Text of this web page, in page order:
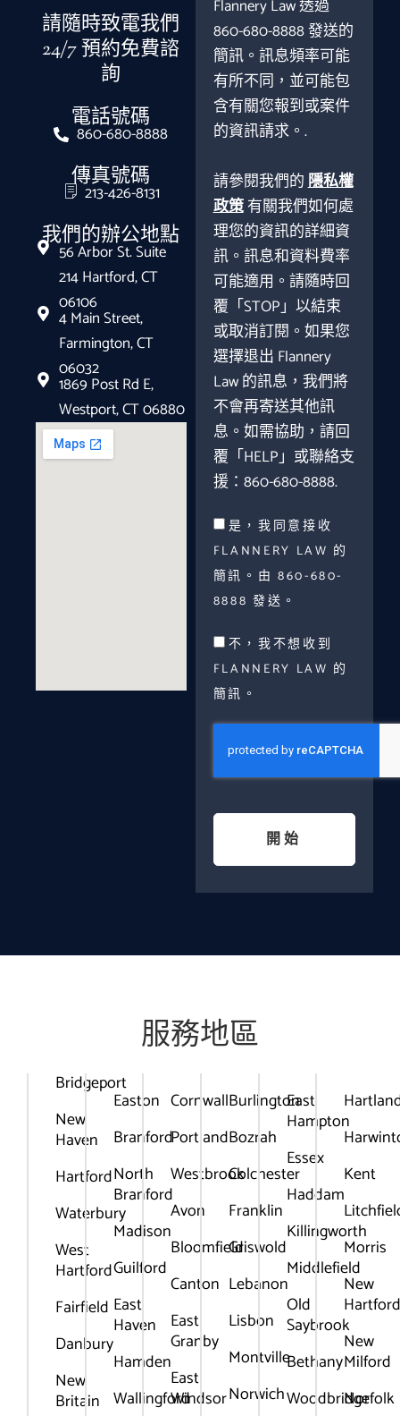
請隨時致電我們
24/7 預約免費諮
詢
電話號碼
860-680-8888
傳真號碼
213-426-8131
我們的辦公地點
56 Arbor St. Suite
214 Hartford, CT
06106
4 Main Street,
Farmington, CT
06032
1869 Post Rd E,
Westport, CT 06880
Flannery Law 透過
860-680-8888 發送的
簡訊。訊息頻率可能
有所不同，並可能包
含有關您報到或案件
的資訊請求。.
請參閱我們的隱私權
政策有關我們如何處
理您的資訊的詳細資
訊。訊息和資料費率
可能適用。請隨時回
覆「STOP」以結束
或取消訂閱。如果您
選擇退出 Flannery
Law 的訊息，我們將
不會再寄送其他訊
息。如需協助，請回
覆「HELP」或聯絡支
援：860-680-8888.
是，我同意接收
FLANNERY LAW 的
簡訊。由 860-680-
8888 發送。
不，我不想收到
FLANNERY LAW 的
簡訊。
開始
服務地區
Bridgeport
New
Haven
Hartford
Waterbury
West
Hartford
Fairfield
Danbury
New
Britain
Easton
Branford
North
Branford
Madison
Guilford
East
Haven
Hamden
Wallingford
Cornwall
Portland
Westbrook
Avon
Bloomfield
Canton
East
Granby
East
Windsor
Burlington
Bozrah
Colchester
Franklin
Griswold
Lebanon
Lisbon
Montville
Norwich
East
Hampton
Essex
Haddam
Killingworth
Middlefield
Old
Saybrook
Bethany
Woodbridge
Kent
Morris
New
New
Milford
Norfolk